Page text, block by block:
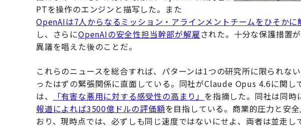
PTを操作のエンジンと描写した。また
OpenAIは7人からなるミッション・アラインメントチームをひそかに
し、さらにOpenAIの安全性担当幹部が解雇された。十分な保護措置
異議を唱えた後のことだ。
これらのニュースを総合すれば、パターンは1つの研究所に限られ
ったはずの緊張関係に直面している。同社がClaude Opus 4.6に関し
は、
「有害な悪用に対する感受性の高まり」 を指摘した。同社は同時
報道によれば3500億ドルの評価額を目指している。商業的圧力と安
おり、現時点では、必ずしも同じ速度ではないにせよ、両者は並走し